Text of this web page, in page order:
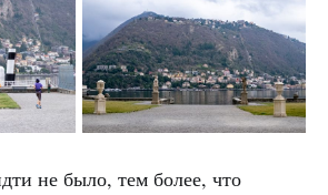
не было, тем более, что